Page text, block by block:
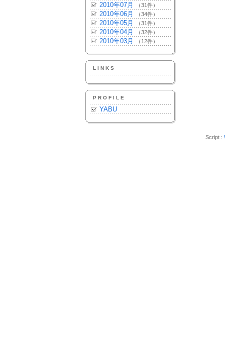
2010年07月 （31件）
2010年06月 （34件）
2010年05月 （31件）
2010年04月 （32件）
2010年03月 （12件）
LINKS
PROFILE
YABU
Script :